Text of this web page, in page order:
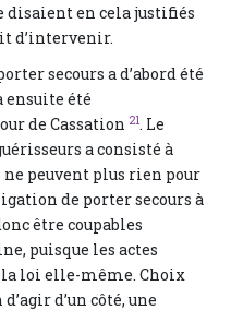
disaient en cela justifiés
d’intervenir.
secours a d’abord été
ensuite été
de Cassation 21. Le
a consisté à
peuvent plus rien pour
de porter secours à
être coupables
puisque les actes
loi elle-même. Choix
d’un côté, une